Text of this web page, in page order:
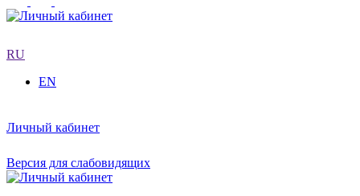
RU
EN
Личный кабинет
Версия для слабовидящих